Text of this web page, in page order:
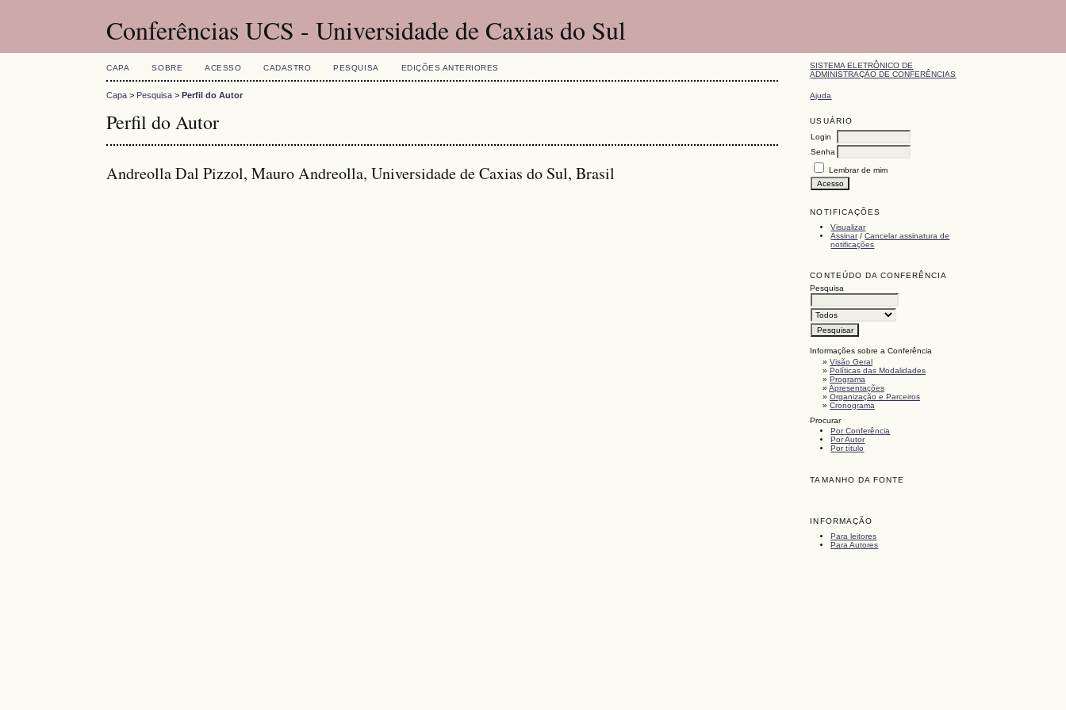
Conferências UCS - Universidade de Caxias do Sul
SISTEMA ELETRÔNICO DE
ADMINISTRAÇÃO DE CONFERÊNCIAS
Ajuda
USUÁRIO
Login
Senha
Lembrar de mim
NOTIFICAÇÕES
Visualizar
Assinar/Cancelar assinatura de
notificações
CONTEÚDO DA CONFERÊNCIA
Pesquisa
Informações sobre a Conferência
»Visão Geral
»Políticas das Modalidades
»Programa
»Apresentações
»Organização e Parceiros
»Cronograma
Procurar
Por Conferência
Por Autor
Por título
TAMANHO DA FONTE
INFORMAÇÃO
Para leitores
Para Autores
CAPA SOBRE ACESSO CADASTRO PESQUISA EDIÇÕES ANTERIORES
Capa > Pesquisa >Perfil do Autor
Perfil do Autor
Andreolla Dal Pizzol, Mauro Andreolla, Universidade de Caxias do Sul, Brasil